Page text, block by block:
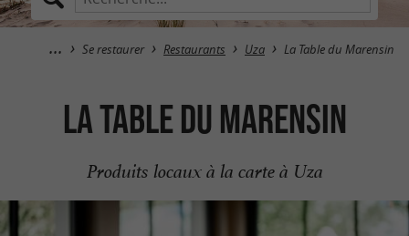
Se restaurer Restaurants Uza La Table du Marensin
La Table du Marensin
Produits locaux à la carte à Uza